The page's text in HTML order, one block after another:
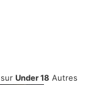
sur Under 18 Autres